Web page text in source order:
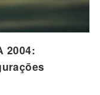
2004: